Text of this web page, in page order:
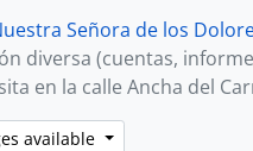
Señora de los
diversa (cuentas,
en la calle Ancha del
available